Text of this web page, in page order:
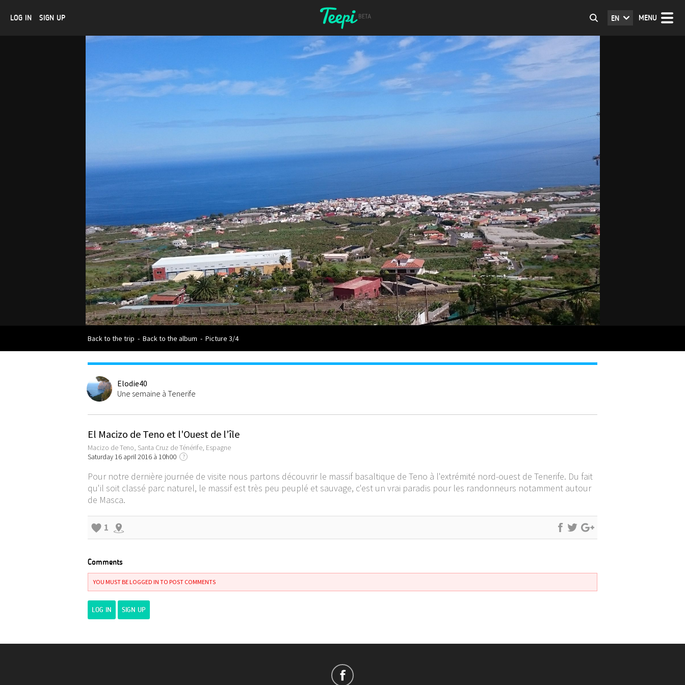
LOG IN SIGN UP MENU
EN
Back to the trip - Back to the album - Picture 3/4
Elodie40
Une semaine à Tenerife
El Macizo de Teno et l'Ouest de l'île
Macizo de Teno, Santa Cruz de Ténérife, Espagne
Saturday 16 april 2016 à 10h00
?
Pour notre dernière journée de visite nous partons découvrir le massif basaltique de Teno à l'extrémité nord-ouest de Tenerife. Du fait
qu'il soit classé parc naturel, le massif est très peu peuplé et sauvage, c'est un vrai paradis pour les randonneurs notamment autour
de Masca.
1
Comments
YOU MUST BE LOGGED IN TO POST COMMENTS
LOG IN SIGN UP